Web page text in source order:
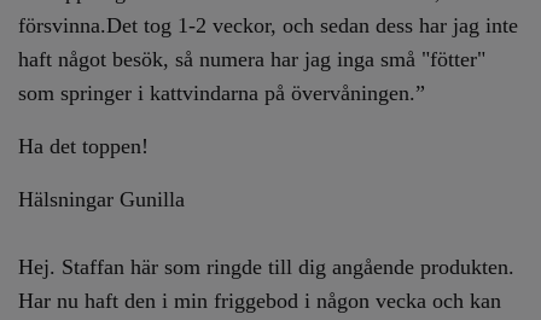
försvinna.Det tog 1-2 veckor, och sedan dess har jag inte
haft något besök, så numera har jag inga små "fötter"
som springer i kattvindarna på övervåningen.”
Ha det toppen!
Hälsningar Gunilla
Hej. Staffan här som ringde till dig angående produkten.
Har nu haft den i min friggebod i någon vecka och kan